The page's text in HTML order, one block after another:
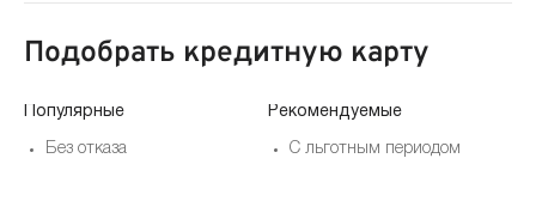
Подобрать кредитную карту
Популярные
Без отказа
Рекомендуемые
С льготным периодом